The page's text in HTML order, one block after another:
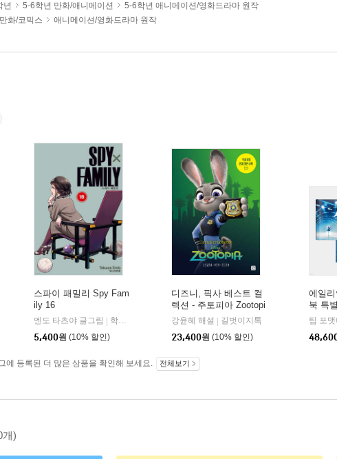
년 5-6학년 만화/애니메이션
5-6학년 애니메이션/영화드라마 원작
화/코믹스 애니메이션/영화드라마 원작
서울미디어코믹스(서울문화사)
스파이 패밀리 Spy Fam
ily 16
엔도 타츠야 글그림
학산문화사
5,400원 (10% 할인)
디즈니, 픽사 베스트 컬
렉션 - 주토피아 Zootopi
a
강윤혜 해설
길벗이지톡
23,400원 (10% 할인)
에일
북 특
팀 포맷
에 등록된 더 많은 상품을 확인해 보세요. 전체보기
개)